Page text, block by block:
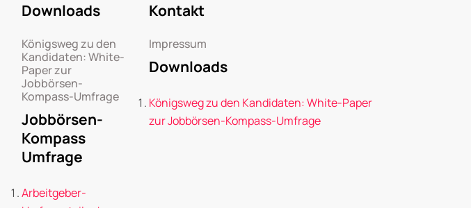
Downloads
Königsweg zu den
Kandidaten: White-
Paper zur
Jobbörsen-
Kompass-Umfrage
Jobbörsen-
Kompass
Umfrage
Arbeitgeber-
Kontakt
Impressum
Downloads
Königsweg zu den Kandidaten: White-Paper
zur Jobbörsen-Kompass-Umfrage